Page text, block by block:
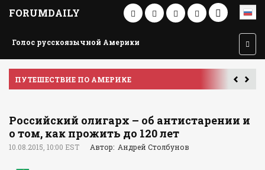
FORUMDAILY
Голос русскоязычной Америки
ПУТЕШЕСТВИЕ ПО АМЕРИКЕ
Российский олигарх – об антистарении и
о том, как прожить до 120 лет
10.08.2015, 10:00 EST Автор: Андрей Столбунов